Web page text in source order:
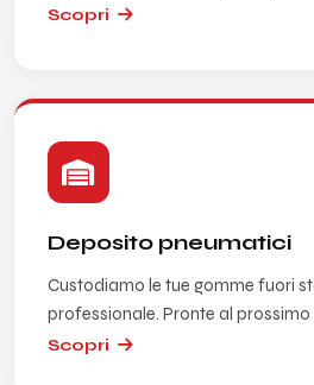
Scopri
Deposito pneumatici
Custodiamo le tue gomme fuori
professionale. Pronte al
Scopri